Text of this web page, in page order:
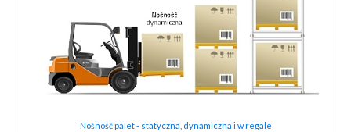
Nośność palet - statyczna, dynamiczna i w regale